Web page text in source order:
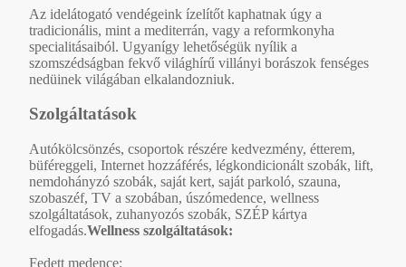
Az idelátogató vendégeink ízelítőt kaphatnak úgy a
tradicionális, mint a mediterrán, vagy a reformkonyha
specialitásaiból. Ugyanígy lehetőségük nyílik a
szomszédságban fekvő világhírű villányi borászok fenséges
nedüinek világában elkalandozniuk.
Szolgáltatások
Autókölcsönzés, csoportok részére kedvezmény, étterem,
büféreggeli, Internet hozzáférés, légkondicionált szobák, lift,
nemdohányzó szobák, saját kert, saját parkoló, szauna,
szobaszéf, TV a szobában, úszómedence, wellness
szolgáltatások, zuhanyozós szobák, SZÉP kártya
elfogadás.Wellness szolgáltatások:
Fedett medence: